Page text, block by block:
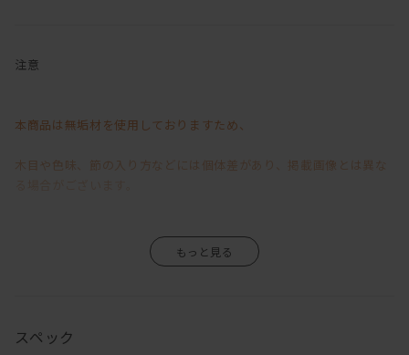
コンパクトな見かけ以上に大変使い勝手が良いです。
良質な素材を的確に使用することで薄さの中に、
チップウレタンをベースに
背には、ラバーウレタンをダックフェザーで挟み込んでいるため、
クッションの型崩れや枠当たり感を防ぎます。
小さいお子様やペットがいるご家庭で重宝するカバーリング仕様。
注意
本商品は無垢材を使用しておりますため、
木目や色味、節の入り方などには個体差があり、掲載画像とは異な
そのため、「イメージと異なる」といった理由による返品・交換は
スペック